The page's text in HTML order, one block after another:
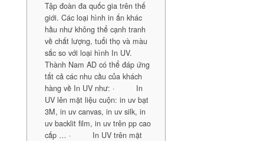
Tập đoàn đa quốc gia trên thế
giới. Các loại hình in ấn khác
hầu như không thể cạnh tranh
về chất lượng, tuổi thọ và màu
sắc so với loại hình In UV.
Thành Nam AD có thể đáp ứng
tất cả các nhu cầu của khách
hàng về In UV như: · In
UV lên mặt liệu cuộn: in uv bạt
3M, in uv canvas, in uv silk, in
uv backlit film, in uv trên pp cao
cấp … · In UV trên mặt